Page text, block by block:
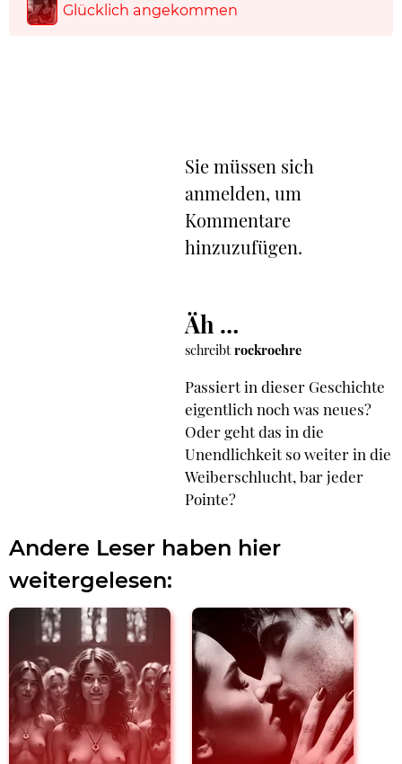
Glücklich angekommen
Sie müssen sich
anmelden, um
Kommentare
hinzuzufügen.
Äh …
schreibtrockroehre
Passiert in dieser Geschichte
eigentlich noch was neues?
Oder geht das in die
Unendlichkeit so weiter in die
Weiberschlucht, bar jeder
Pointe?
Andere Leser haben hier
weitergelesen: